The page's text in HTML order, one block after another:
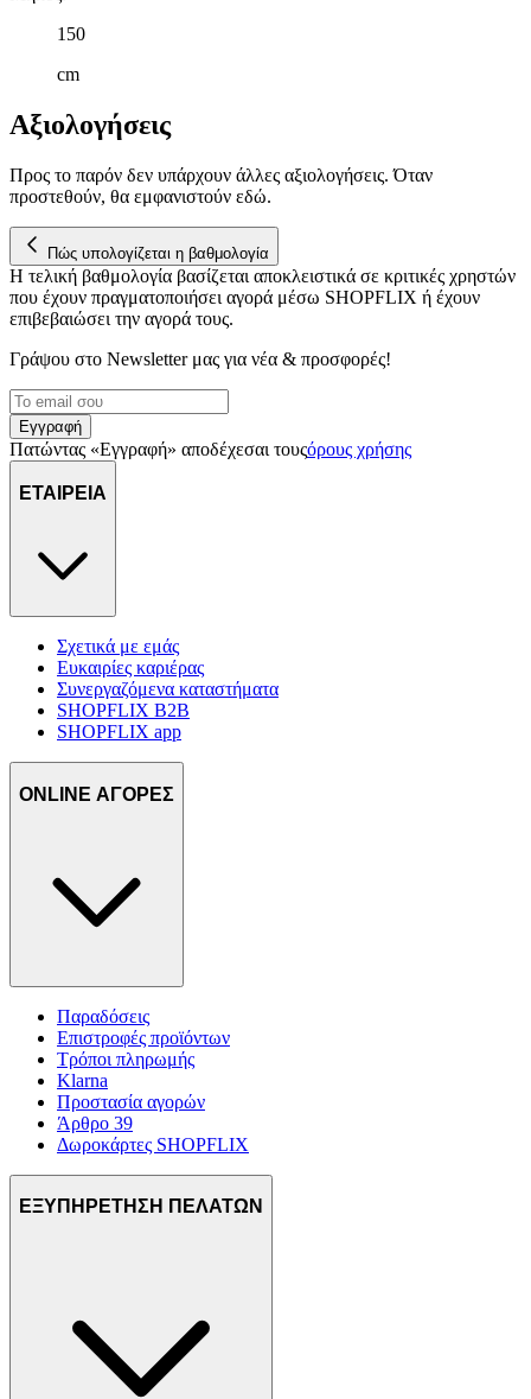
150
cm
Αξιολογήσεις
Προς το παρόν δεν υπάρχουν άλλες αξιολογήσεις. Όταν
προστεθούν, θα εμφανιστούν εδώ.
Πώς υπολογίζεται η βαθμολογία
Η τελική βαθμολογία βασίζεται αποκλειστικά σε κριτικές χρηστών
που έχουν πραγματοποιήσει αγορά μέσω SHOPFLIX ή έχουν
επιβεβαιώσει την αγορά τους.
Γράψου στο Νewsletter μας για νέα & προσφορές!
Εγγραφή
Πατώντας «Εγγραφή» αποδέχεσαι τουςόρους χρήσης
ΕΤΑΙΡΕΙΑ
Σχετικά με εμάς
Ευκαιρίες καριέρας
Συνεργαζόμενα καταστήματα
SHOPFLIX B2B
SHOPFLIX app
ONLINE ΑΓΟΡΕΣ
Παραδόσεις
Επιστροφές προϊόντων
Τρόποι πληρωμής
Klarna
Προστασία αγορών
Άρθρο 39
Δωροκάρτες SHOPFLIX
ΕΞΥΠΗΡΕΤΗΣΗ ΠΕΛΑΤΩΝ